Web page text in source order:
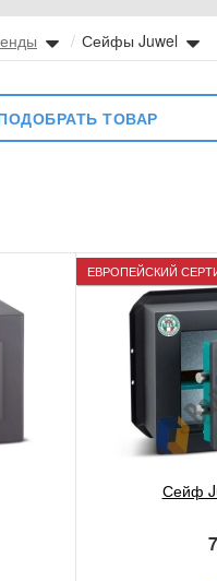
/ Сейфы Juwel
ТОВАР
ЕВРОПЕЙСКИЙ
Сейф